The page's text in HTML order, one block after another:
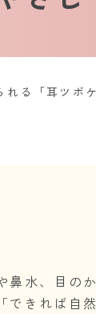
る「耳ツボケ
水、目の
できれば自